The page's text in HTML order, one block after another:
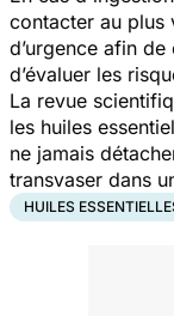
contacter au plus
d’urgence afin
d’évaluer les
La revue
les huiles
ne jamais
transvaser dans
HUILES